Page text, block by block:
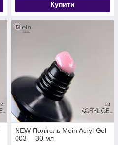
Купити
NEW Полігель Mein Acryl Gel
003— 30 мл